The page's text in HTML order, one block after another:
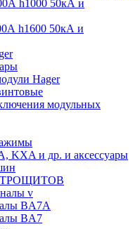
h1000 50кА и
h1600 50кА и
Hager
модульных
KXA и др. и аксессуары
v
BA7A
BA7